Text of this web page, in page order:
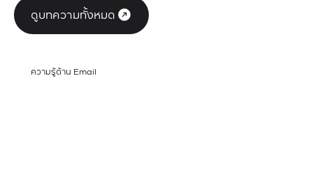
ดูบทความทั้งหมด
ความรู้ด้าน Email